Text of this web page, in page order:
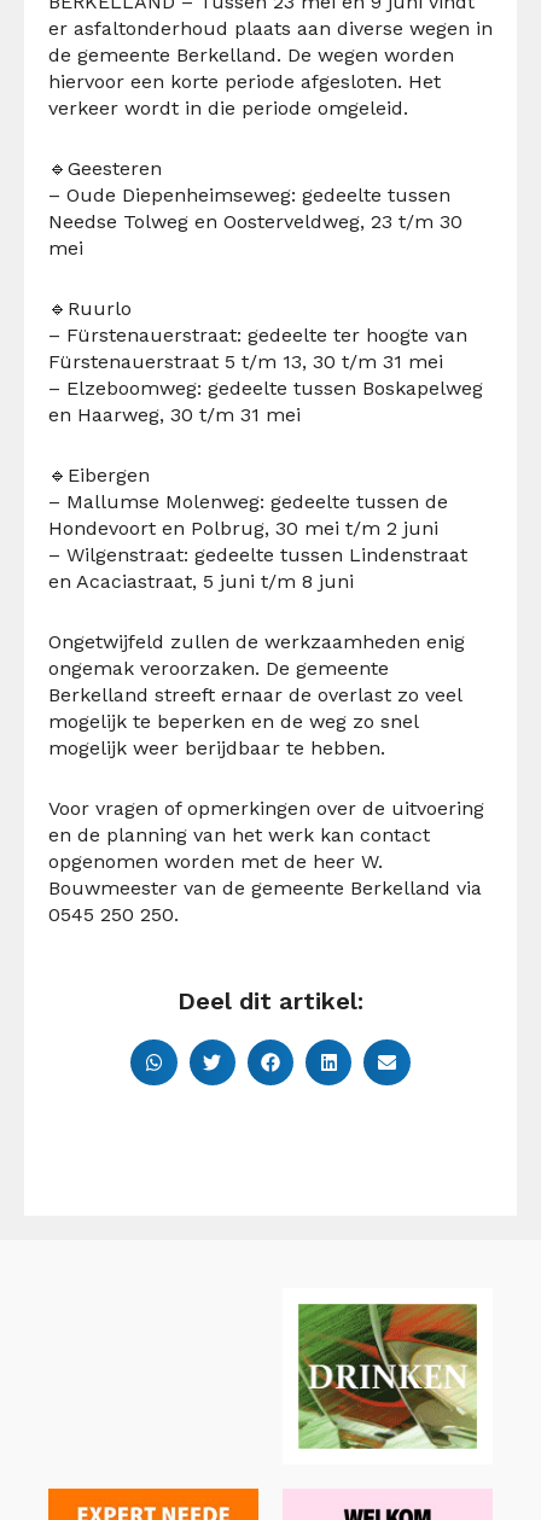
er asfaltonderhoud plaats aan diverse wegen in
de gemeente Berkelland. De wegen worden
hiervoor een korte periode afgesloten. Het
verkeer wordt in die periode omgeleid.
🔹Geesteren
– Oude Diepenheimseweg: gedeelte tussen
Needse Tolweg en Oosterveldweg, 23 t/m 30
mei
🔹Ruurlo
– Fürstenauerstraat: gedeelte ter hoogte van
Fürstenauerstraat 5 t/m 13, 30 t/m 31 mei
– Elzeboomweg: gedeelte tussen Boskapelweg
en Haarweg, 30 t/m 31 mei
🔹Eibergen
– Mallumse Molenweg: gedeelte tussen de
Hondevoort en Polbrug, 30 mei t/m 2 juni
– Wilgenstraat: gedeelte tussen Lindenstraat
en Acaciastraat, 5 juni t/m 8 juni
Ongetwijfeld zullen de werkzaamheden enig
ongemak veroorzaken. De gemeente
Berkelland streeft ernaar de overlast zo veel
mogelijk te beperken en de weg zo snel
mogelijk weer berijdbaar te hebben.
Voor vragen of opmerkingen over de uitvoering
en de planning van het werk kan contact
opgenomen worden met de heer W.
Bouwmeester van de gemeente Berkelland via
0545 250 250.
Deel dit artikel: